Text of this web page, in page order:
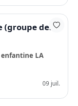
des
LA
09 juil.